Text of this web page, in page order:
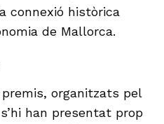
connexió històrica
de Mallorca.
organitzats pel
han presentat prop